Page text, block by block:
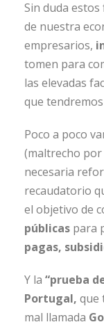
Sin duda
de nuestra
empresarios,
tomen para
las elevadas
que
Poco a poco
(maltrecho
necesaria
recaudatorio
el objetivo de
públicas para
pagas,
Y la “prueba
Portugal, que
mal llamada